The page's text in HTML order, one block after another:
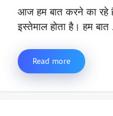
आज हम बात करने का रहे
इस्तेमाल होता है। हम
Read more